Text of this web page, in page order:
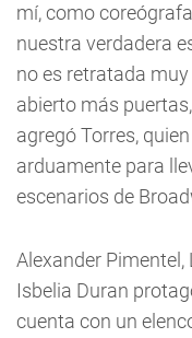
mí, como
nuestra verdadera
no es retratada
abierto más
agregó Torres,
arduamente para
escenarios de
Alexander Pimentel,
Isbelia Duran
cuenta con un